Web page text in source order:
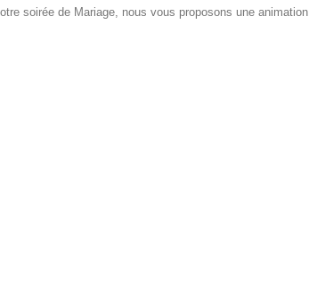
soirée de Mariage, nous vous proposons une